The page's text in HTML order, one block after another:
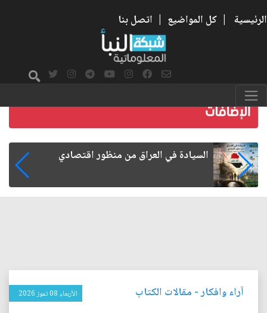
الرئيسية | كل المواضيع | اتصل بنا
ما بعد الأربعين.. كيف اتسعت الزيارة من هويتها
آراء وافكار- مقالات الكتاب الأربعاء 08 تموز 2026